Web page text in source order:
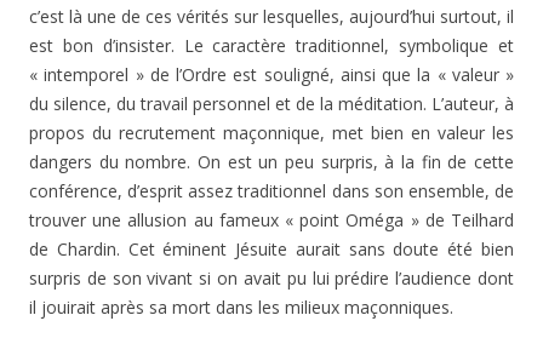
c’est là une de ces vérités sur lesquelles, aujourd’hui surtout, il
est bon d’insister. Le caractère traditionnel, symbolique et
« intemporel » de l’Ordre est souligné, ainsi que la « valeur »
du silence, du travail personnel et de la méditation. L’auteur, à
propos du recrutement maçonnique, met bien en valeur les
dangers du nombre. On est un peu surpris, à la fin de cette
conférence, d’esprit assez traditionnel dans son ensemble, de
trouver une allusion au fameux « point Oméga » de Teilhard
de Chardin. Cet éminent Jésuite aurait sans doute été bien
surpris de son vivant si on avait pu lui prédire l’audience dont
il jouirait après sa mort dans les milieux maçonniques.